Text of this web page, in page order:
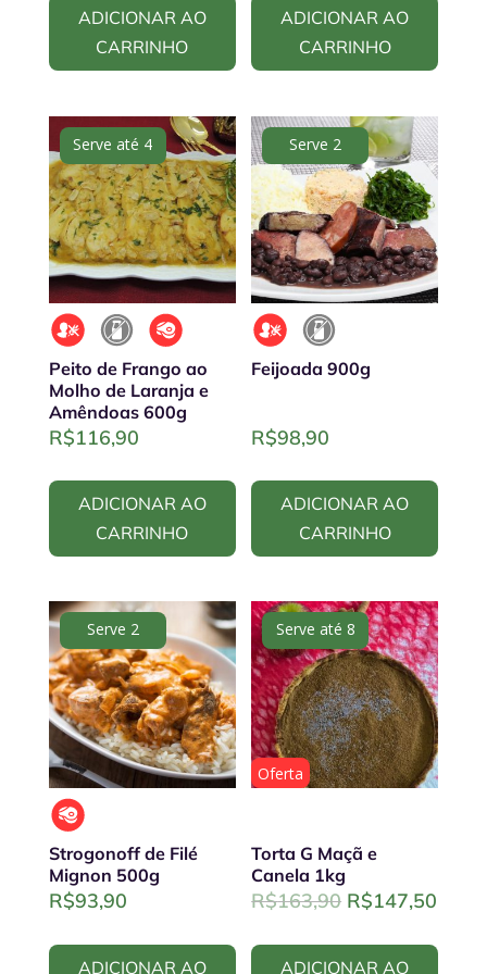
ADICIONAR AO
CARRINHO
ADICIONAR AO
CARRINHO
Serve até 4
Peito de Frango ao
Molho de Laranja e
Amêndoas 600g
R$116,90
ADICIONAR AO
CARRINHO
Serve 2
Feijoada 900g
R$98,90
ADICIONAR AO
CARRINHO
Serve 2
Strogonoff de Filé
Mignon 500g
R$93,90
ADICIONAR AO
Serve até 8
Oferta
Torta G Maçã e
Canela 1kg
R$163,90 Original
was:
R$147,50
is:
ADICIONAR AO